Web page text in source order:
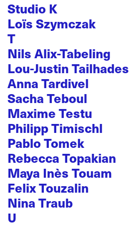
Studio K
Loïs Szymczak
T
Nils Alix-Tabeling
Lou-Justin Tailhades
Anna Tardivel
Sacha Teboul
Maxime Testu
Philipp Timischl
Pablo Tomek
Rebecca Topakian
Maya Inès Touam
Felix Touzalin
Nina Traub
U